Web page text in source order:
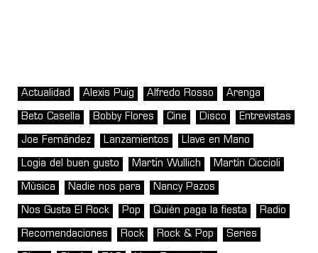
Actualidad Alexis Puig Alfredo Rosso Arenga
Beto Casella Bobby Flores Cine Disco Entrevistas
Joe Fernández Lanzamientos Llave en Mano
Logia del buen gusto Martin Wullich Martín Ciccioli
Música Nadie nos para Nancy Pazos
Nos Gusta El Rock Pop Quién paga la fiesta Radio
Recomendaciones Rock Rock & Pop Series